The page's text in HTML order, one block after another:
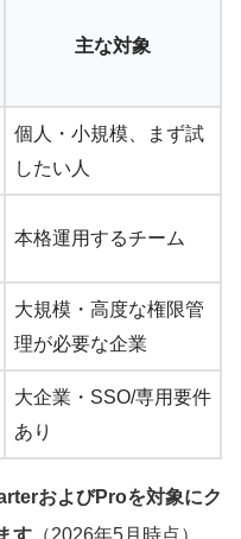
主な対象
個人・小規模、まず試
したい人
本格運用するチーム
大規模・高度な権限管
理が必要な企業
大企業・SSO/専用要件
あり
およびProを対象にク